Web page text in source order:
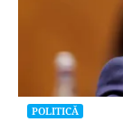
POLITICĂ